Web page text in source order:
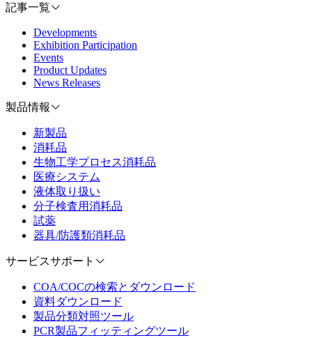
記事一覧
Developments
Exhibition Participation
Events
Product Updates
News Releases
製品情報
新製品
消耗品
生物工学プロセス消耗品
医療システム
液体取り扱い
分子検査用消耗品
試薬
器具/防護類消耗品
サービスサポート
COA/COCの検索とダウンロード
資料ダウンロード
製品分類対照ツール
PCR製品フィッティングツール